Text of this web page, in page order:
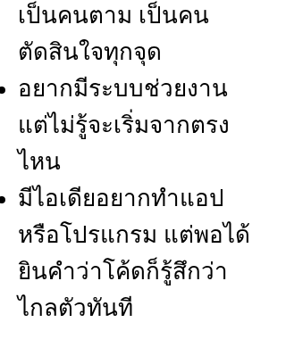
เป็นคนตาม เป็นคน
ตัดสินใจทุกจุด
อยากมีระบบช่วยงาน
แต่ไม่รู้จะเริ่มจากตรง
ไหน
มีไอเดียอยากทำแอป
หรือโปรแกรม แต่พอได้
ยินคำว่าโค้ดก็รู้สึกว่า
ไกลตัวทันที